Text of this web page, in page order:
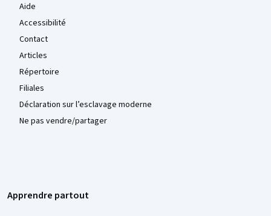
Aide
Accessibilité
Contact
Articles
Répertoire
Filiales
Déclaration sur l’esclavage moderne
Ne pas vendre/partager
Apprendre partout